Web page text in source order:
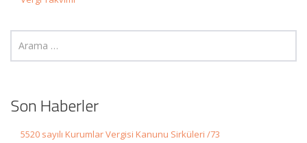
Son Haberler
5520 sayılı Kurumlar Vergisi Kanunu Sirküleri /73